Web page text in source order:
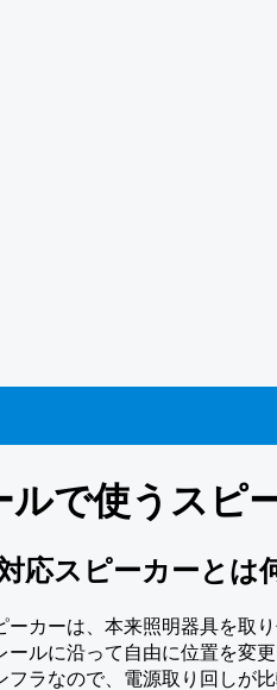
ルで使うスピ
応スピーカーとは
ーカーは、本来照明器具を取
ールに沿って自由に位置を変
ラなので、電源取り回しが